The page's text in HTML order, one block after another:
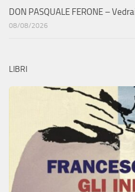
DON PASQUALE FERONE –
08/08/2026
LIBRI